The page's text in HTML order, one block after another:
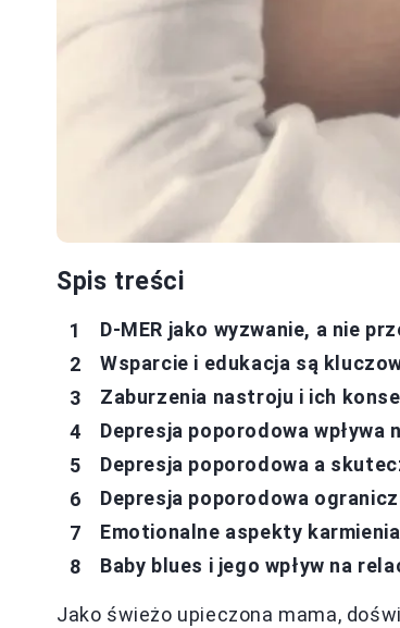
Spis treści
D-MER jako wyzwanie, a nie
Wsparcie i edukacja są
Zaburzenia nastroju i ich
Depresja poporodowa
Depresja poporodowa a
Depresja poporodowa
Emotionalne aspekty
Baby blues i jego wpływ na
Jako świeżo upieczona mama,